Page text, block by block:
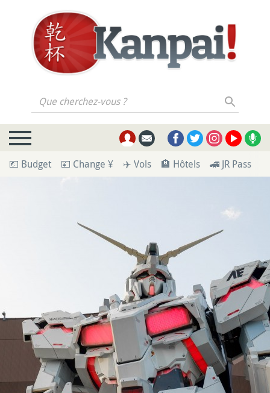
Que cherchez-vous ?
💶 Budget 💴 Change ¥ ✈️ Vols 🏨 Hôtels 🚄 JR Pass